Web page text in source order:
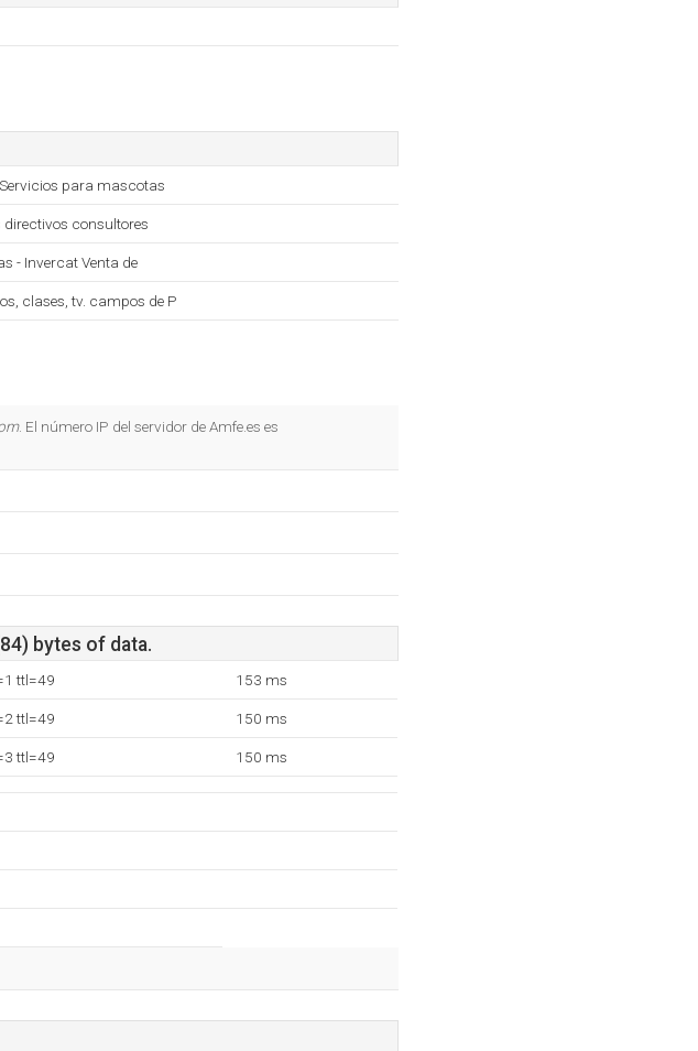
para mascotas
consultores
- Invercat Venta de
clases, tv. campos de P
. El número IP del servidor de Amfe.es es
bytes of data.
ttl=49 153 ms
ttl=49 150 ms
ttl=49 150 ms